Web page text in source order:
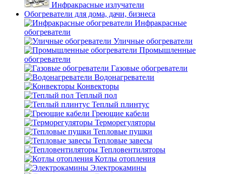
Инфракрасные излучатели
Обогреватели для дома, дачи, бизнеса
Инфракрасные
обогреватели
Уличные обогреватели
Промышленные
обогреватели
Газовые обогреватели
Водонагреватели
Конвекторы
Теплый пол
Теплый плинтус
Греющие кабели
Терморегуляторы
Тепловые пушки
Тепловые завесы
Тепловентиляторы
Котлы отопления
Электрокамины